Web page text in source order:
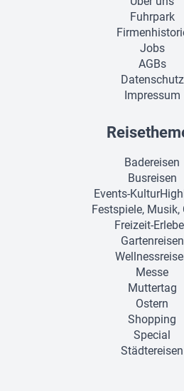
Fuhrpark
Jobs
AGBs
Datenschutz
Impressum
Badereisen
Busreisen
Events-
Festspiele, Musik,
Freizeit-
Gartenreisen
Messe
Muttertag
Ostern
Shopping
Special
Städtereisen